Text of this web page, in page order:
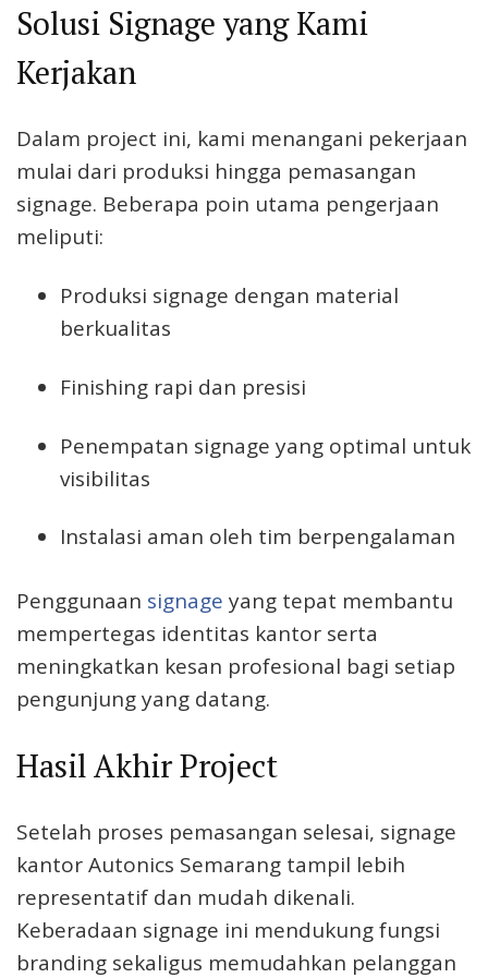
Solusi Signage yang Kami
Kerjakan
Dalam project ini, kami menangani pekerjaan
mulai dari produksi hingga pemasangan
signage. Beberapa poin utama pengerjaan
meliputi:
Produksi signage dengan material
berkualitas
Finishing rapi dan presisi
Penempatan signage yang optimal untuk
visibilitas
Instalasi aman oleh tim berpengalaman
Penggunaan signage yang tepat membantu
mempertegas identitas kantor serta
meningkatkan kesan profesional bagi setiap
pengunjung yang datang.
Hasil Akhir Project
Setelah proses pemasangan selesai, signage
kantor Autonics Semarang tampil lebih
representatif dan mudah dikenali.
Keberadaan signage ini mendukung fungsi
branding sekaligus memudahkan pelanggan